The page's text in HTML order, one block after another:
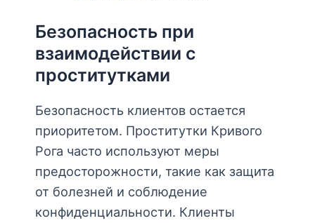
Безопасность при
взаимодействии с
проститутками
Безопасность клиентов остается
приоритетом. Проститутки Кривого
Рога часто используют меры
предосторожности, такие как защита
от болезней и соблюдение
конфиденциальности. Клиенты